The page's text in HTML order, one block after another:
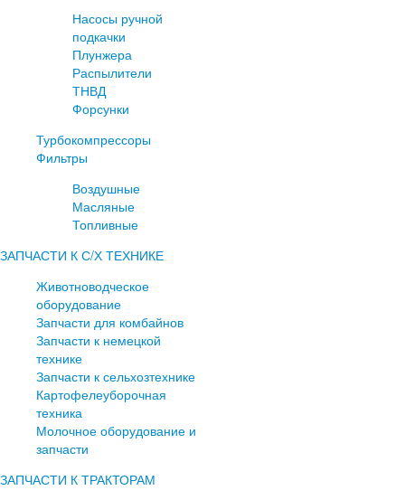
Насосы ручной
подкачки
Плунжера
Распылители
ТНВД
Форсунки
Турбокомпрессоры
Фильтры
Воздушные
Масляные
Топливные
ЗАПЧАСТИ К С/Х ТЕХНИКЕ
Животноводческое
оборудование
Запчасти для комбайнов
Запчасти к немецкой
технике
Запчасти к сельхозтехнике
Картофелеуборочная
техника
Молочное оборудование и
запчасти
ЗАПЧАСТИ К ТРАКТОРАМ